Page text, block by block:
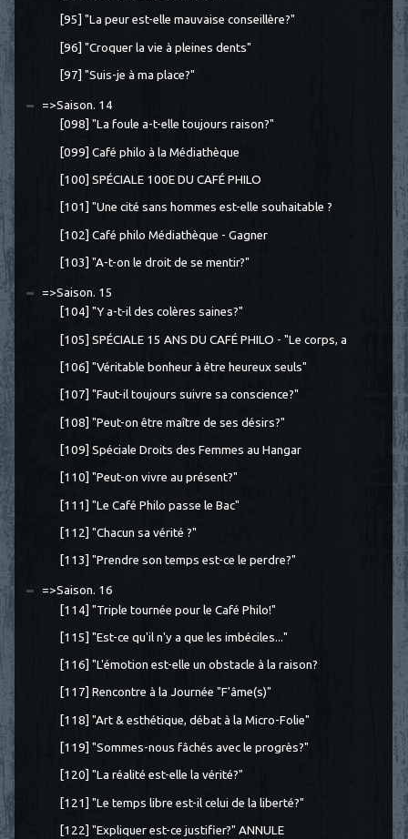
[95] "La peur est-elle mauvaise conseillère?"
[96] "Croquer la vie à pleines dents"
[97] "Suis-je à ma place?"
=>Saison. 14
[098] "La foule a-t-elle toujours raison?"
[099] Café philo à la Médiathèque
[100] SPÉCIALE 100E DU CAFÉ PHILO
[101] "Une cité sans hommes est-elle souhaitable ?
[102] Café philo Médiathèque - Gagner
[103] "A-t-on le droit de se mentir?"
=>Saison. 15
[104] "Y a-t-il des colères saines?"
[105] SPÉCIALE 15 ANS DU CAFÉ PHILO - "Le corps, a
[106] "Véritable bonheur à être heureux seuls"
[107] "Faut-il toujours suivre sa conscience?"
[108] "Peut-on être maître de ses désirs?"
[109] Spéciale Droits des Femmes au Hangar
[110] "Peut-on vivre au présent?"
[111] "Le Café Philo passe le Bac"
[112] "Chacun sa vérité ?"
[113] "Prendre son temps est-ce le perdre?"
=>Saison. 16
[114] "Triple tournée pour le Café Philo!"
[115] "Est-ce qu'il n'y a que les imbéciles..."
[116] "L'émotion est-elle un obstacle à la raison?
[117] Rencontre à la Journée "F'âme(s)"
[118] "Art & esthétique, débat à la Micro-Folie"
[119] "Sommes-nous fâchés avec le progrès?"
[120] "La réalité est-elle la vérité?"
[121] "Le temps libre est-il celui de la liberté?"
[122] "Expliquer est-ce justifier?" ANNULE